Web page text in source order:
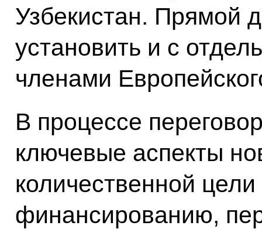
Узбекистан. Прямой
установить и с
членами
В процессе
ключевые аспекты
количественной
финансированию,